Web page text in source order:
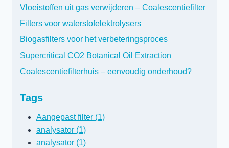
Vloeistoffen uit gas verwijderen – Coalescentiefilter
Filters voor waterstofelektrolysers
Biogasfilters voor het verbeteringsproces
Supercritical CO2 Botanical Oil Extraction
Coalescentiefilterhuis – eenvoudig onderhoud?
Tags
Aangepast filter (1)
analysator (1)
analysator (1)